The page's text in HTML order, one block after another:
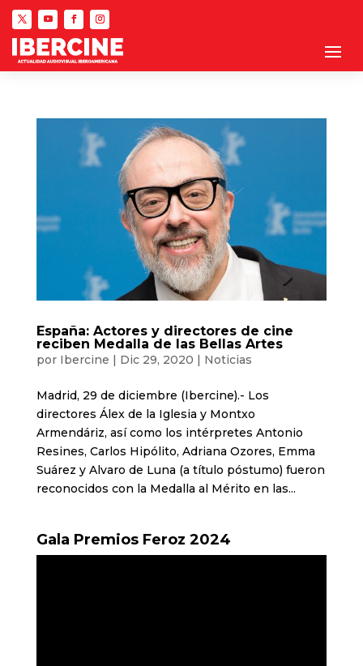
España: Actores y directores de cine
reciben Medalla de las Bellas Artes
por Ibercine | Dic 29, 2020 | Noticias
Madrid, 29 de diciembre (Ibercine).- Los
directores Álex de la Iglesia y Montxo
Armendáriz, así como los intérpretes Antonio
Resines, Carlos Hipólito, Adriana Ozores, Emma
Suárez y Alvaro de Luna (a título póstumo) fueron
reconocidos con la Medalla al Mérito en las...
Gala Premios Feroz 2024